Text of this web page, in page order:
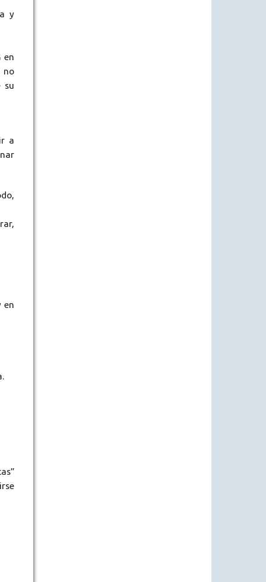
y
en
no
su
a
en